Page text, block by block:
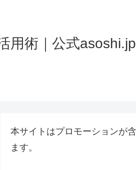
用術｜公式asoshi.jp
本サイトはプロモーションが
ます。